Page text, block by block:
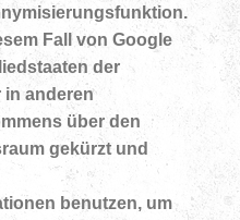
Fall von Google
der
in anderen
über den
gekürzt und
benutzen, um